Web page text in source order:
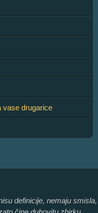
vase drugarice
definicije, nemaju smisla,